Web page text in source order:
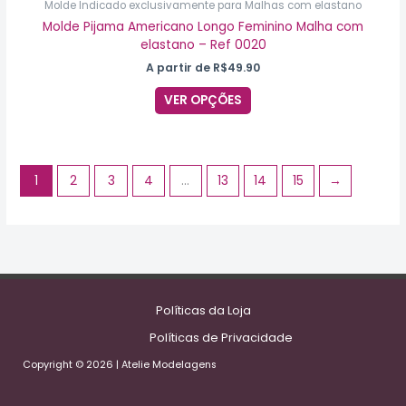
Molde Indicado exclusivamente para Malhas com elastano
Molde Pijama Americano Longo Feminino Malha com
elastano – Ref 0020
A partir de R$49.90
VER OPÇÕES
1 2 3 4 … 13 14 15 →
Políticas da Loja
Políticas de Privacidade
Copyright © 2026 | Atelie Modelagens